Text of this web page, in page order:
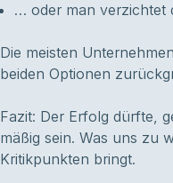
… oder man verzichtet
Die meisten
beiden Optionen
Fazit: Der Erfolg dürfte,
mäßig sein. Was uns zu
Kritikpunkten bringt.